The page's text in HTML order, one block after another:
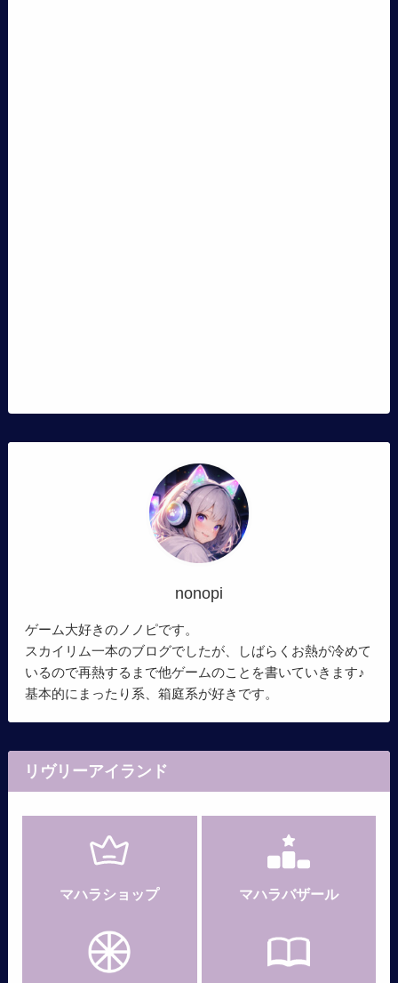
nonopi
ゲーム大好きのノノピです。
スカイリム一本のブログでしたが、しばらくお熱が冷めて
いるので再熱するまで他ゲームのことを書いていきます♪
基本的にまったり系、箱庭系が好きです。
リヴリーアイランド
マハラショップ マハラバザール